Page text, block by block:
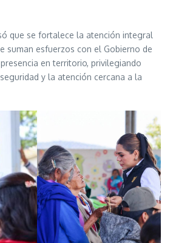
que se fortalece la atención integral
suman esfuerzos con el Gobierno de
en territorio, privilegiando
y la atención cercana a la